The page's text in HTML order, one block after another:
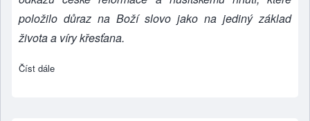
položilo důraz na Boží slovo jako na jediný základ
života a víry křesťana.
Číst dále